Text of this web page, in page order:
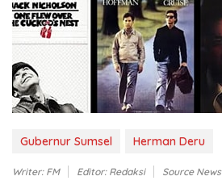
Gubernur Sumsel Herman Deru
Writer: FM Editor: Redaksi Source News